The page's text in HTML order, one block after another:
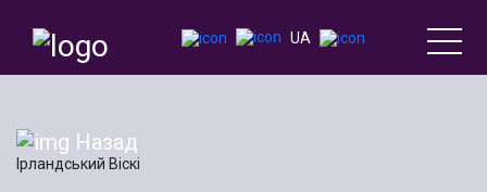
UA
Назад
Ірландський Віскі